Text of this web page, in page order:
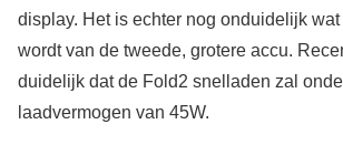
display. Het is echter nog onduidelijk
wordt van de tweede, grotere accu.
duidelijk dat de Fold2 snelladen zal
laadvermogen van 45W.